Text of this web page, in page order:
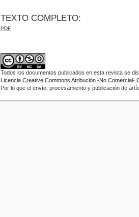
TEXTO COMPLETO:
PDF
Todos los documentos publicados en esta revista se
Licencia Creative Commons Atribución -No Comercial-
Por lo que el envío, procesamiento y publicación de